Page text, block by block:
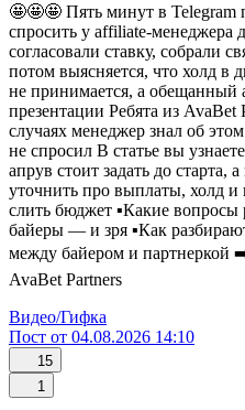
🤩🤩🤩 Пять минут в Telegram
спросить у affiliate-менеджера
согласовали ставку, собрали
потом выясняется, что холд в
не принимается, а обещанный
презентации Ребята из
случаях менеджер знал об
не спросил В статье вы
апрув стоит задать до старта,
уточнить про выплаты, холд
слить бюджет ▪️Какие
байеры — и зря ▪️Как
между байером и партнеркой
AvaBet Partners
Видео/Гифка
Пост от 04.08.2026 14:10
15
1